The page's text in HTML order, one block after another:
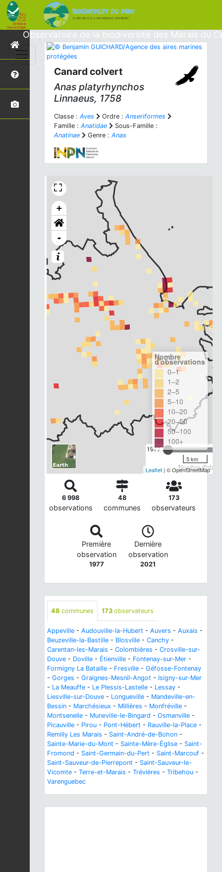
Observatoire de la biodiversité des Marais du
Canard colvert
Anas platyrhynchos
Linnaeus, 1758
Classe : Aves Ordre : Anseriformes
Famille : Anatidae
Sous-Famille :
Anatinae
Genre : Anas
+
-
1977
Nombre
Nombre
d'observations
0–1
1–2
2–5
5–10
10–20
20–50
50–100
100+
5 km
Leaflet | © OpenStreetMap
6 998
observations
48
communes
173
observateurs
Première
observation
1977
Dernière
observation
2021
48 communes 173 observateurs
Appeville - Audouville-la-Hubert - Auvers - Auxais -
Beuzeville-la-Bastille - Blosville - Canchy -
Carentan-les-Marais - Colombières - Crosville-sur-
Douve - Doville - Étienville - Fontenay-sur-Mer -
Formigny La Bataille - Fresville - Géfosse-Fontenay
- Gorges - Graignes-Mesnil-Angot - Isigny-sur-Mer
- La Meauffe - Le Plessis-Lastelle - Lessay -
Liesville-sur-Douve - Longueville - Mandeville-en-
Bessin - Marchésieux - Millières - Monfréville -
Montsenelle - Muneville-le-Bingard - Osmanville -
Picauville - Pirou - Pont-Hébert - Rauville-la-Place -
Remilly Les Marais - Saint-André-de-Bohon -
Sainte-Marie-du-Mont - Sainte-Mère-Église - Saint-
Fromond - Saint-Germain-du-Pert - Saint-Marcouf -
Saint-Sauveur-de-Pierrepont - Saint-Sauveur-le-
Vicomte - Terre-et-Marais - Trévières - Tribehou -
Varenguebec